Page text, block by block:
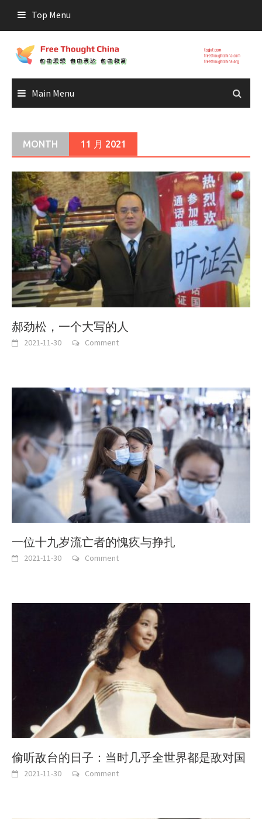
content
Top Menu
Main Menu
MONTH 11 月 2021
郝劲松，一个大写的人
2021-11-30 Comment
一位十九岁流亡者的愧疚与挣扎
2021-11-30 Comment
偷听敌台的日子：当时几乎全世界都是敌对国
2021-11-30 Comment